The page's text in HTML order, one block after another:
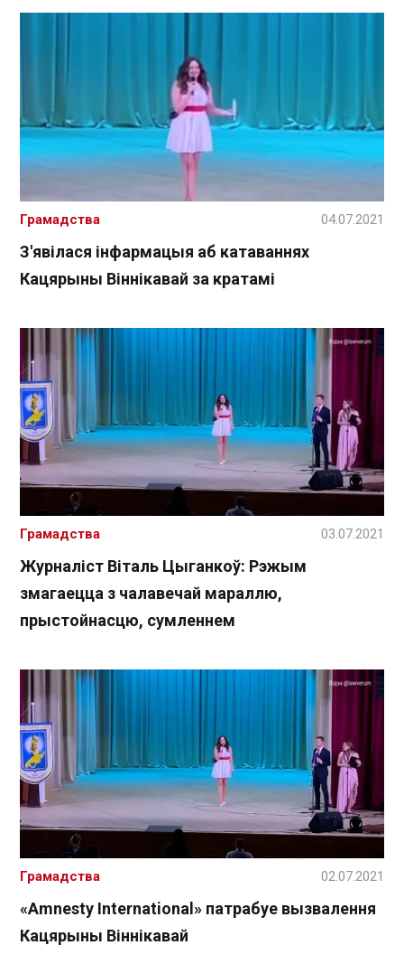
З'явілася інфармацыя аб катаваннях
Кацярыны Віннікавай за кратамі
Грамадства 04.07.2021
Журналіст Віталь Цыганкоў: Рэжым
змагаецца з чалавечай мараллю,
прыстойнасцю, сумленнем
Грамадства 03.07.2021
«Amnesty International» патрабуе вызвалення
Кацярыны Віннікавай
Грамадства 02.07.2021